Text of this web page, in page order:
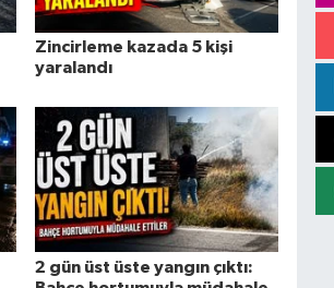
Zincirleme kazada 5 kişi
yaralandı
2 gün üst üste yangın çıktı: